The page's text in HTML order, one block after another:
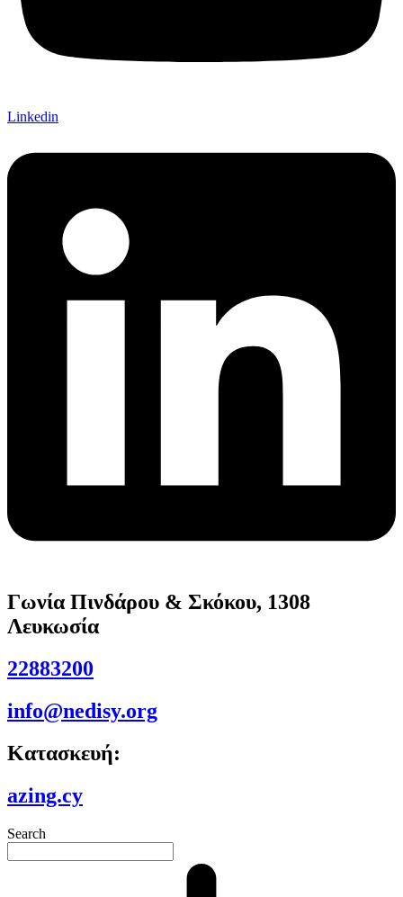
Linkedin
Γωνία Πινδάρου & Σκόκου, 1308
Λευκωσία
22883200
info@nedisy.org
Κατασκευή:
azing.cy
Search